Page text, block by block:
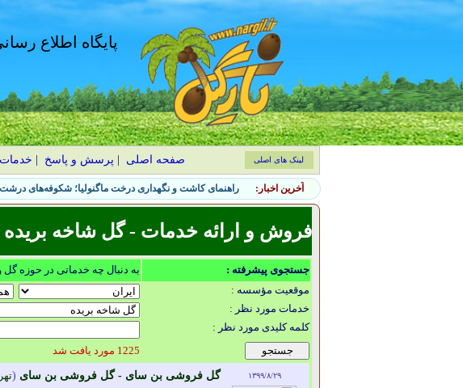
پایگاه اطلاع
صفحه اصلی پرسش و پاسخ خدمات لینک های اصلی
آخرین اخبار: راهنمای کاشت و نگهداری درخت ماگنولیا؛ شکوفه‌های درشت
فروش و ارائه خدمات - گل شاخه بریده
جستجوی پیشرفته :
به دنبال چه خدماتی در حوزه گل
موقعیت مؤسسه :
خدمات مورد نظر :
کلمه کلیدی مورد نظر :
1225 مورد یافت شد
۱۳۹۹/۸/۲۹ گل فروشی بن سای - گل فروشی بن سای (